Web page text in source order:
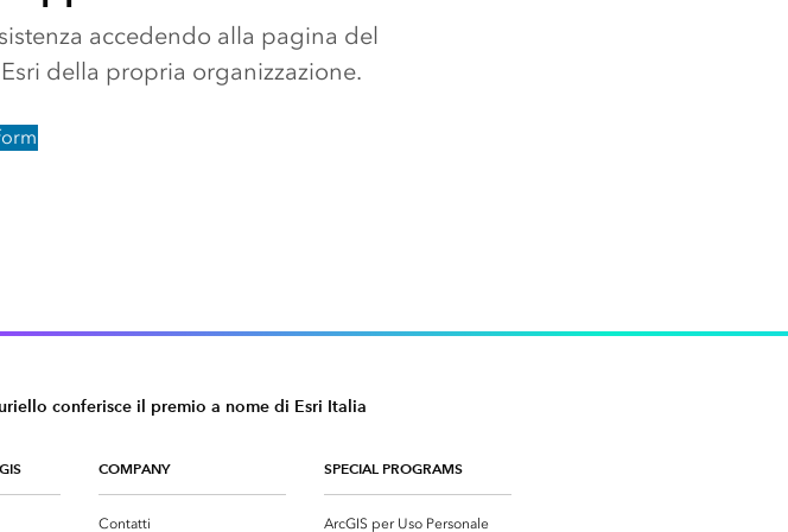
accedendo alla pagina del
della propria organizzazione.
conferisce il premio a nome di Esri Italia
COMPANY
Contatti
SPECIAL PROGRAMS
ArcGIS per Uso Personale